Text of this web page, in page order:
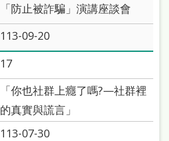
「防止被詐騙」演講座談會
113-09-20
17
「你也社群上癮了嗎?—社群裡
的真實與謊言」
113-07-30